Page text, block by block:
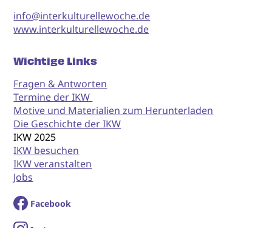
info@interkulturellewoche.de
www.interkulturellewoche.de
Wichtige Links
Fragen & Antworten
Termine der IKW
Motive und Materialien zum Herunterladen
Die Geschichte der IKW
IKW 2025
IKW besuchen
IKW veranstalten
Jobs
Facebook